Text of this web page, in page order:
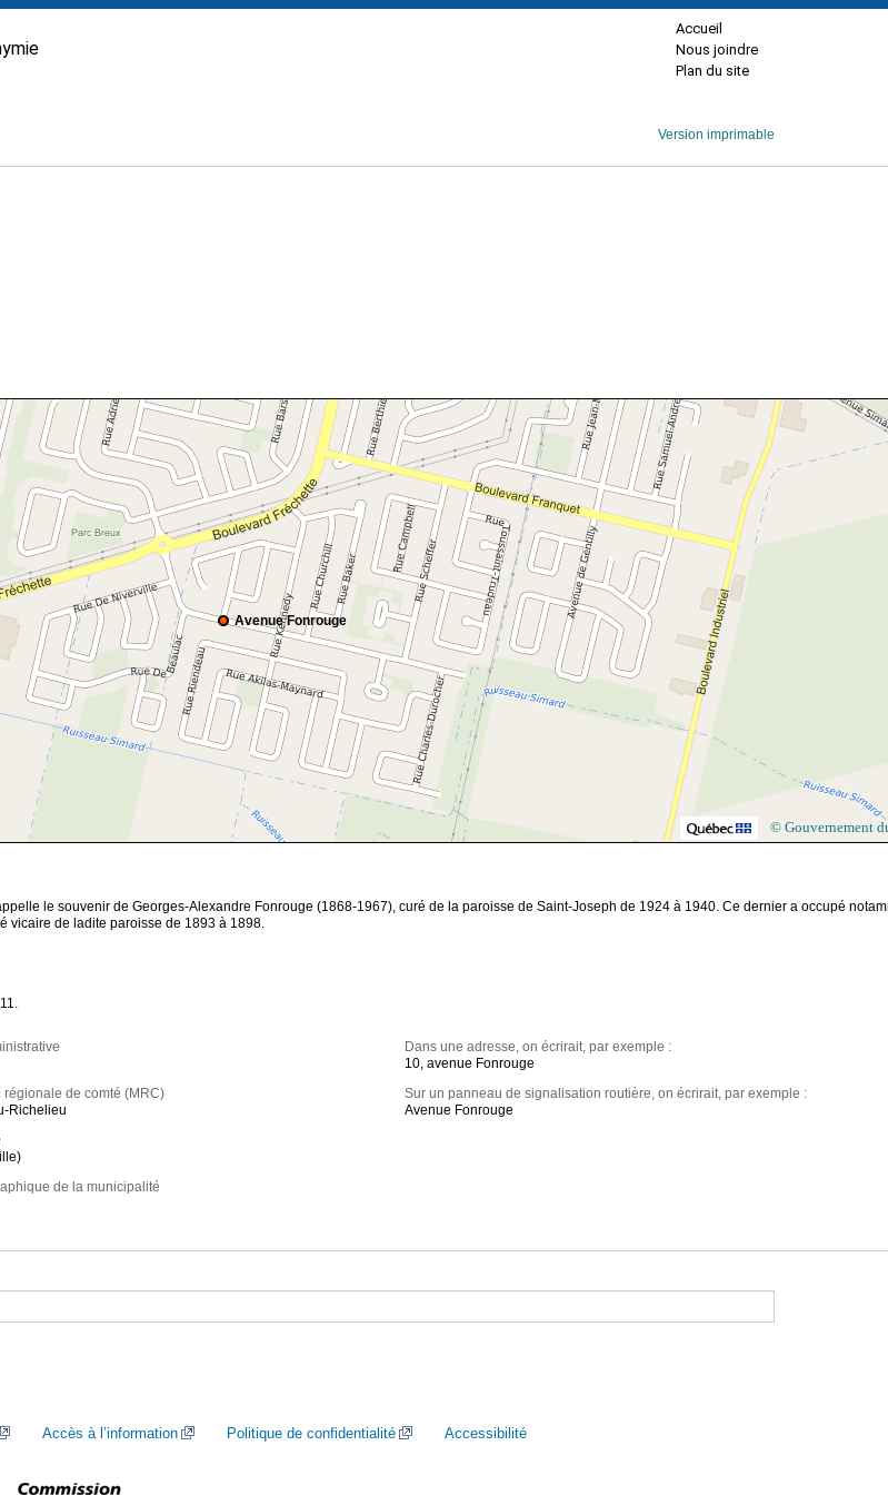
Accueil
Nous joindre
Plan du site
Version imprimable
Avenue Fonrouge
© Gouvernement
le souvenir de Georges-Alexandre Fonrouge (1868-1967), curé de la paroisse de Saint-Joseph de 1924 à 1940. Ce dernier a occupé
vicaire de ladite paroisse de 1893 à 1898.
régionale de comté (MRC)
Richelieu
de la municipalité
Dans une adresse, on écrirait, par exemple :
10, avenue Fonrouge
Sur un panneau de signalisation routière, on écrirait, par exemple :
Avenue Fonrouge
Accès à l’information Politique de confidentialité Accessibilité